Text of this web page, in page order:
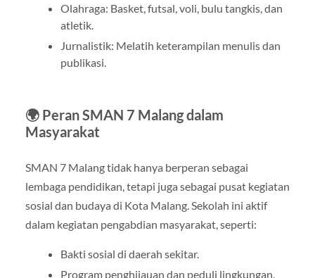
Olahraga: Basket, futsal, voli, bulu tangkis, dan
atletik.
Jurnalistik: Melatih keterampilan menulis dan
publikasi.
🌍 Peran SMAN 7 Malang dalam
Masyarakat
SMAN 7 Malang tidak hanya berperan sebagai
lembaga pendidikan, tetapi juga sebagai pusat kegiatan
sosial dan budaya di Kota Malang. Sekolah ini aktif
dalam kegiatan pengabdian masyarakat, seperti:
Bakti sosial di daerah sekitar.
Program penghijauan dan peduli lingkungan.